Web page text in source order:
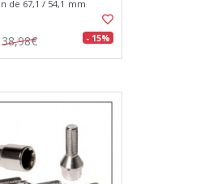
de 67,1 / 54,1 mm
38,98€ - 15%